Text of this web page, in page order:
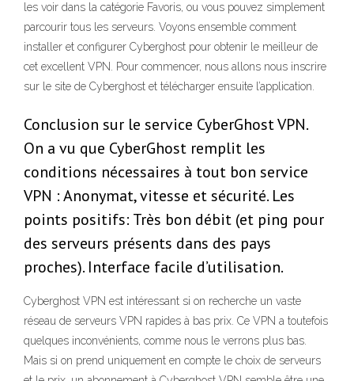
les voir dans la catégorie Favoris, ou vous pouvez simplement
parcourir tous les serveurs. Voyons ensemble comment
installer et configurer Cyberghost pour obtenir le meilleur de
cet excellent VPN. Pour commencer, nous allons nous inscrire
sur le site de Cyberghost et télécharger ensuite l’application.
Conclusion sur le service CyberGhost VPN.
On a vu que CyberGhost remplit les
conditions nécessaires à tout bon service
VPN : Anonymat, vitesse et sécurité. Les
points positifs: Très bon débit (et ping pour
des serveurs présents dans des pays
proches). Interface facile d’utilisation.
Cyberghost VPN est intéressant si on recherche un vaste
réseau de serveurs VPN rapides à bas prix. Ce VPN a toutefois
quelques inconvénients, comme nous le verrons plus bas.
Mais si on prend uniquement en compte le choix de serveurs